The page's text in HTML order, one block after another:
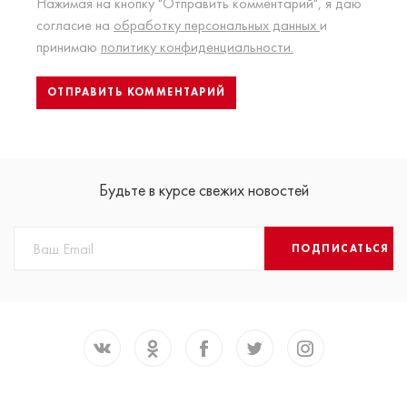
согласие на обработку персональных данных и
принимаю политику конфиденциальности.
Будьте в курсе свежих новостей
ПОДПИСАТЬСЯ